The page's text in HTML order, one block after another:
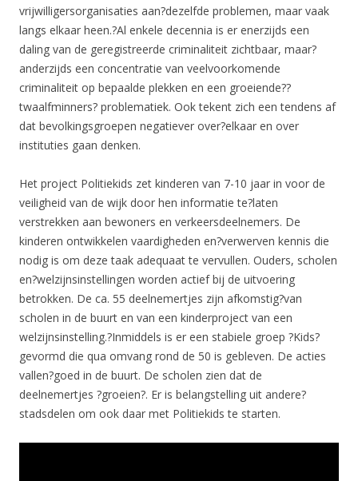
vrijwilligersorganisaties aan?dezelfde problemen, maar vaak
langs elkaar heen.?Al enkele decennia is er enerzijds een
daling van de geregistreerde criminaliteit zichtbaar, maar?
anderzijds een concentratie van veelvoorkomende
criminaliteit op bepaalde plekken en een groeiende??
twaalfminners? problematiek. Ook tekent zich een tendens af
dat bevolkingsgroepen negatiever over?elkaar en over
instituties gaan denken.
Het project Politiekids zet kinderen van 7-10 jaar in voor de
veiligheid van de wijk door hen informatie te?laten
verstrekken aan bewoners en verkeersdeelnemers. De
kinderen ontwikkelen vaardigheden en?verwerven kennis die
nodig is om deze taak adequaat te vervullen. Ouders, scholen
en?welzijnsinstellingen worden actief bij de uitvoering
betrokken. De ca. 55 deelnemertjes zijn afkomstig?van
scholen in de buurt en van een kinderproject van een
welzijnsinstelling.?Inmiddels is er een stabiele groep ?Kids?
gevormd die qua omvang rond de 50 is gebleven. De acties
vallen?goed in de buurt. De scholen zien dat de
deelnemertjes ?groeien?. Er is belangstelling uit andere?
stadsdelen om ook daar met Politiekids te starten.